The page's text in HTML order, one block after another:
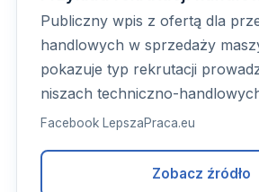
Publiczny wpis z ofertą dla
handlowych w sprzedaży
pokazuje typ rekrutacji
niszach techniczno-
Facebook LepszaPraca.eu
Zobacz źródło